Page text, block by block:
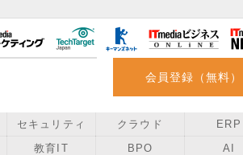
会員登録（無料）
セキュリティ クラウド
ERP
教育IT BPO AI